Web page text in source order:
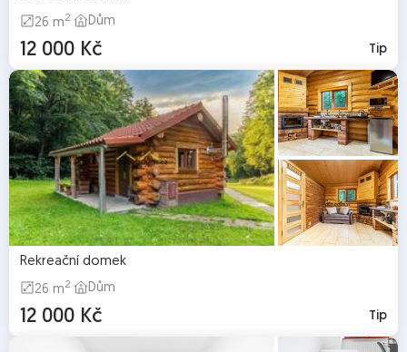
26 m2 Dům
12 000 Kč Tip
Rekreační domek
26 m2 Dům
12 000 Kč Tip